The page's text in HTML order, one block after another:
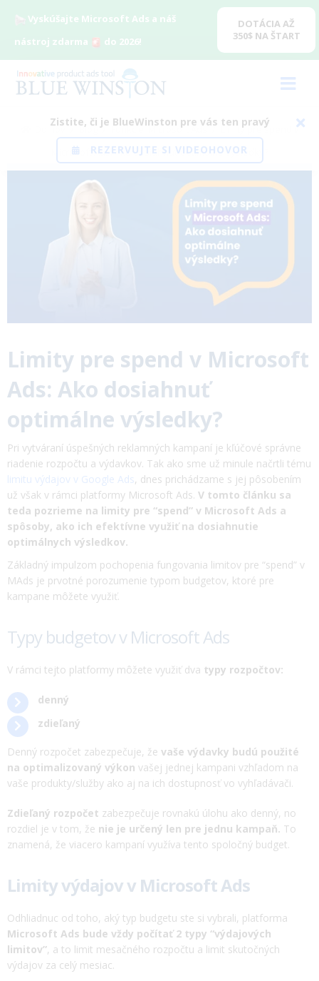
Vyskúšajte Microsoft Ads a náš
nástroj zdarma
do 2026!
DOTÁCIA AŽ
350$ NA ŠTART
Zistite, či je BlueWinston pre vás ten pravý
REZERVUJTE SI VIDEOHOVOR
Domov / Blog / Funkcie ,Microsoft Ads / Limity pre spend v
Microsoft Ads: Ako dosiahnuť optimálne výsledky?
View
Limity pre spend v Microsoft
Ads: Ako dosiahnuť
optimálne výsledky?
Pri vytváraní úspešných reklamných kampaní je kľúčové správne
riadenie rozpočtu a výdavkov. Tak ako sme už minule načrtli tému
limitu výdajov v Google Ads, dnes prichádzame s jej pôsobením
už však v rámci platformy Microsoft Ads. V tomto článku sa
teda pozrieme na limity pre “spend” v Microsoft Ads a
spôsoby, ako ich efektívne využiť na dosiahnutie
optimálnych výsledkov.
Základný impulzom pochopenia fungovania limitov pre “spend” v
MAds je prvotné porozumenie typom budgetov, ktoré pre
kampane môžete využiť.
Typy budgetov v Microsoft Ads
V rámci tejto platformy môžete využiť dva typy rozpočtov:
denný
zdieľaný
Denný rozpočet zabezpečuje, že vaše výdavky budú použité
na optimalizovaný výkon vašej jednej kampani vzhľadom na
vaše produkty/služby ako aj na ich dostupnosť vo vyhľadávači.
Zdieľaný rozpočet zabezpečuje rovnakú úlohu ako denný, no
rozdiel je v tom, že nie je určený len pre jednu kampaň. To
znamená, že viacero kampaní využíva tento spoločný budget.
Limity výdajov v Microsoft Ads
Odhliadnuc od toho, aký typ budgetu ste si vybrali, platforma
Microsoft Ads bude vždy počítať 2 typy “výdajových
limitov”, a to limit mesačného rozpočtu a limit skutočných
výdajov za celý mesiac.